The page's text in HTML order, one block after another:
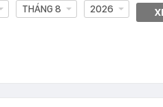
THÁNG 8 2026